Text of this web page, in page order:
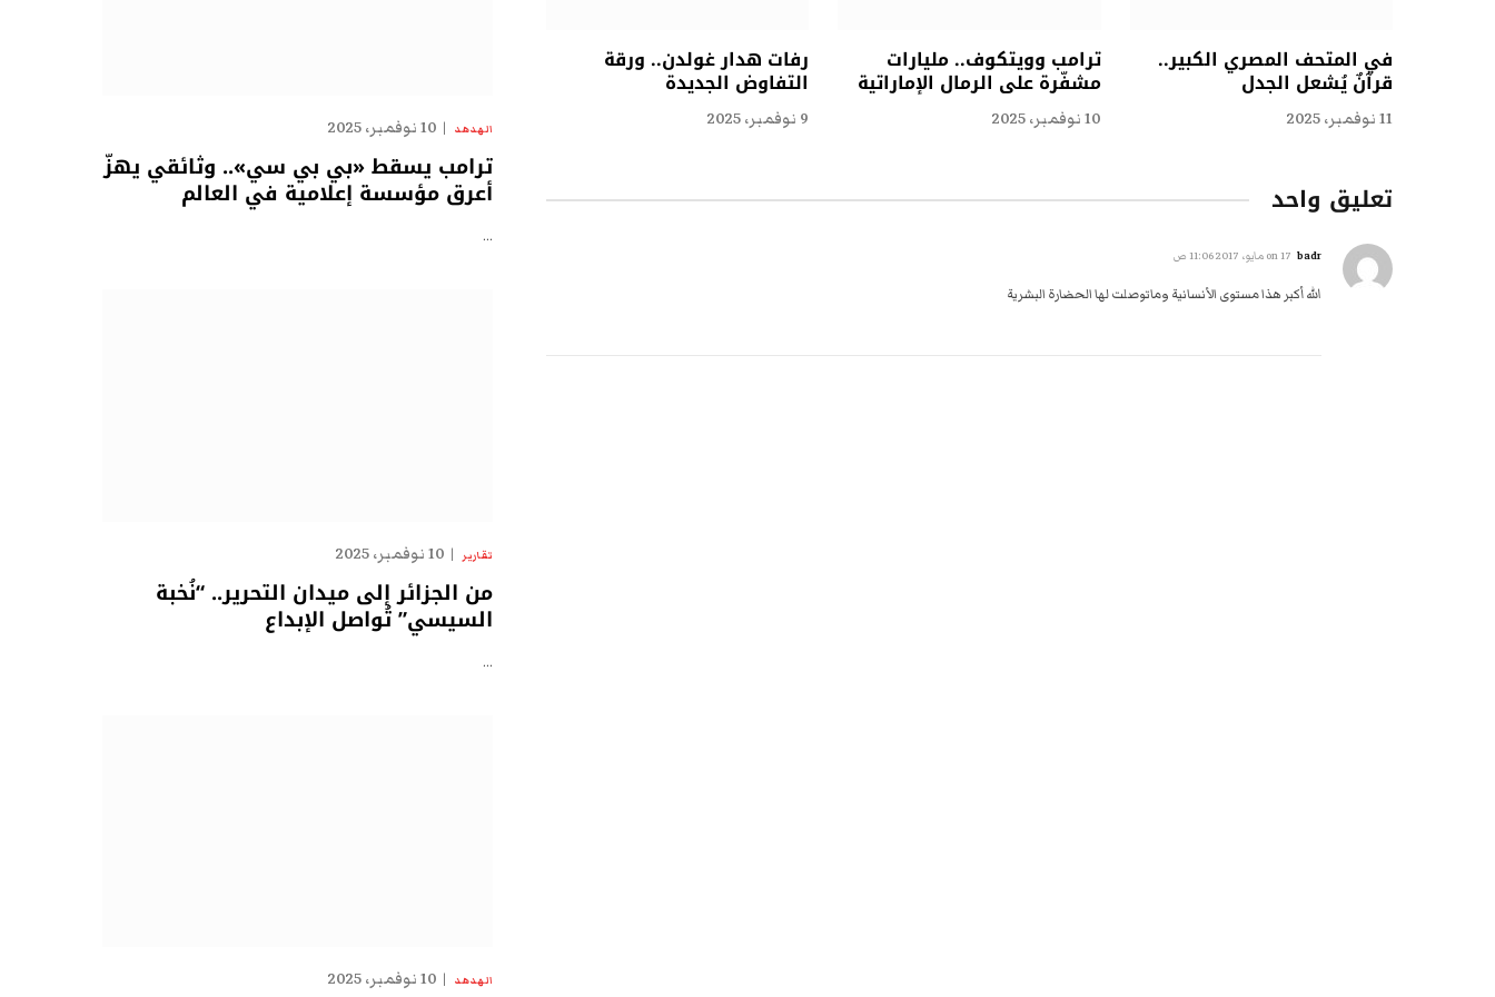
في المتحف المصري الكبير..
قرآنٌ يُشعل الجدل
11 نوفمبر، 2025
ترامب وويتكوف.. مليارات
مشفّرة على الرمال الإماراتية
10 نوفمبر، 2025
رفات هدار غولدن.. ورقة
التفاوض الجديدة
9 نوفمبر، 2025
تعليق واحد
badr 17 مايو، 2017 11:06 ص
الله أكبر هذا مستوى الأنسانية وماتوصلت لها الحضارة البشرية
الهدهد 10 نوفمبر، 2025
ترامب يسقط «بي بي سي».. وثائقي يهزّ
أعرق مؤسسة إعلامية في العالم
…
تقارير 10 نوفمبر، 2025
من الجزائر إلى ميدان التحرير.. “نُخبة
السيسي” تُواصل الإبداع
…
الهدهد 10 نوفمبر، 2025